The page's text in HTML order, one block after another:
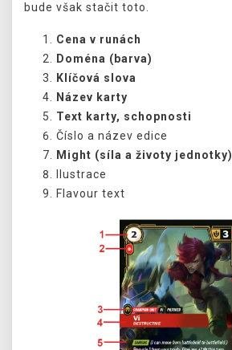
bude však stačit toto.
Cena v runách
Doména (barva)
Klíčová slova
Název karty
Text karty, schopnosti
Číslo a název edice
Might (síla a životy jednotky)
Ilustrace
Flavour text